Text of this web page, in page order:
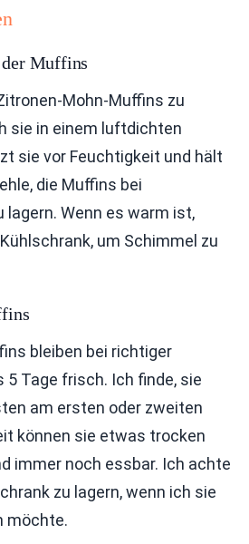
Muffins
Mohn-Muffins zu
sie in einem luftdichten
sie vor Feuchtigkeit und hält
die Muffins bei
lagern. Wenn es warm ist,
um Schimmel zu
bleiben bei richtiger
5 Tage frisch. Ich finde, sie
am ersten oder zweiten
können sie etwas trocken
immer noch essbar. Ich achte
zu lagern, wenn ich sie
möchte.